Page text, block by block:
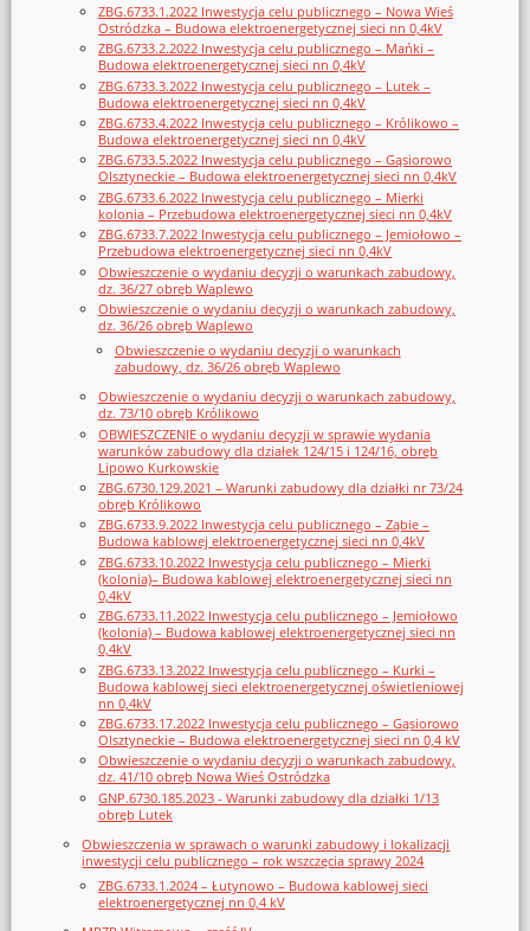
ZBG.6733.1.2022 Inwestycja celu publicznego – Nowa Wieś
Ostródzka – Budowa elektroenergetycznej sieci nn 0,4kV
ZBG.6733.2.2022 Inwestycja celu publicznego – Mańki –
Budowa elektroenergetycznej sieci nn 0,4kV
ZBG.6733.3.2022 Inwestycja celu publicznego – Lutek –
Budowa elektroenergetycznej sieci nn 0,4kV
ZBG.6733.4.2022 Inwestycja celu publicznego – Królikowo –
Budowa elektroenergetycznej sieci nn 0,4kV
ZBG.6733.5.2022 Inwestycja celu publicznego – Gąsiorowo
Olsztyneckie – Budowa elektroenergetycznej sieci nn 0,4kV
ZBG.6733.6.2022 Inwestycja celu publicznego – Mierki
kolonia – Przebudowa elektroenergetycznej sieci nn 0,4kV
ZBG.6733.7.2022 Inwestycja celu publicznego – Jemiołowo –
Przebudowa elektroenergetycznej sieci nn 0,4kV
Obwieszczenie o wydaniu decyzji o warunkach zabudowy,
dz. 36/27 obręb Waplewo
Obwieszczenie o wydaniu decyzji o warunkach zabudowy,
dz. 36/26 obręb Waplewo
Obwieszczenie o wydaniu decyzji o warunkach
zabudowy, dz. 36/26 obręb Waplewo
Obwieszczenie o wydaniu decyzji o warunkach zabudowy,
dz. 73/10 obręb Królikowo
OBWIESZCZENIE o wydaniu decyzji w sprawie wydania
warunków zabudowy dla działek 124/15 i 124/16, obręb
Lipowo Kurkowskie
ZBG.6730.129.2021 – Warunki zabudowy dla działki nr 73/24
obręb Królikowo
ZBG.6733.9.2022 Inwestycja celu publicznego – Ząbie –
Budowa kablowej elektroenergetycznej sieci nn 0,4kV
ZBG.6733.10.2022 Inwestycja celu publicznego – Mierki
(kolonia)– Budowa kablowej elektroenergetycznej sieci nn
0,4kV
ZBG.6733.11.2022 Inwestycja celu publicznego – Jemiołowo
(kolonia) – Budowa kablowej elektroenergetycznej sieci nn
0,4kV
ZBG.6733.13.2022 Inwestycja celu publicznego – Kurki –
Budowa kablowej sieci elektroenergetycznej oświetleniowej
nn 0,4kV
ZBG.6733.17.2022 Inwestycja celu publicznego – Gąsiorowo
Olsztyneckie – Budowa elektroenergetycznej sieci nn 0,4 kV
Obwieszczenie o wydaniu decyzji o warunkach zabudowy,
dz. 41/10 obręb Nowa Wieś Ostródzka
GNP.6730.185.2023 - Warunki zabudowy dla działki 1/13
obręb Lutek
Obwieszczenia w sprawach o warunki zabudowy i lokalizacji
inwestycji celu publicznego – rok wszczęcia sprawy 2024
ZBG.6733.1.2024 – Łutynowo – Budowa kablowej sieci
elektroenergetycznej nn 0,4 kV